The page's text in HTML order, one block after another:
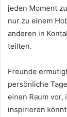
jeden Moment
nur zu einem
anderen in
teilten.
Freunde
persönliche
einen Raum vor,
inspirieren